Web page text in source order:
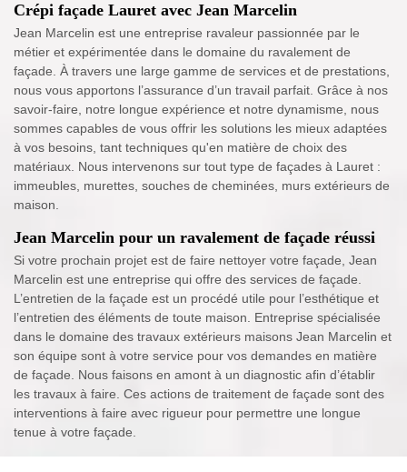
Crépi façade Lauret avec Jean Marcelin
Jean Marcelin est une entreprise ravaleur passionnée par le
métier et expérimentée dans le domaine du ravalement de
façade. À travers une large gamme de services et de prestations,
nous vous apportons l’assurance d’un travail parfait. Grâce à nos
savoir-faire, notre longue expérience et notre dynamisme, nous
sommes capables de vous offrir les solutions les mieux adaptées
à vos besoins, tant techniques qu'en matière de choix des
matériaux. Nous intervenons sur tout type de façades à Lauret :
immeubles, murettes, souches de cheminées, murs extérieurs de
maison.
Jean Marcelin pour un ravalement de façade réussi
Si votre prochain projet est de faire nettoyer votre façade, Jean
Marcelin est une entreprise qui offre des services de façade.
L’entretien de la façade est un procédé utile pour l’esthétique et
l’entretien des éléments de toute maison. Entreprise spécialisée
dans le domaine des travaux extérieurs maisons Jean Marcelin et
son équipe sont à votre service pour vos demandes en matière
de façade. Nous faisons en amont à un diagnostic afin d’établir
les travaux à faire. Ces actions de traitement de façade sont des
interventions à faire avec rigueur pour permettre une longue
tenue à votre façade.